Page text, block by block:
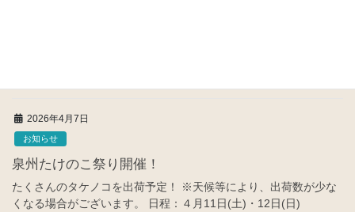
2026年4月7日
お知らせ
泉州たけのこ祭り開催！
たくさんのタケノコを出荷予定！ ※天候等により、出荷数が少な
くなる場合がございます。 日程：４月11日(土)・12日(日)